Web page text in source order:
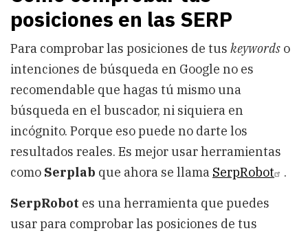
posiciones en las SERP
Para comprobar las posiciones de tus keywords o
intenciones de búsqueda en Google no es
recomendable que hagas tú mismo una
búsqueda en el buscador, ni siquiera en
incógnito. Porque eso puede no darte los
resultados reales. Es mejor usar herramientas
como Serplab que ahora se llama SerpRobot
.
SerpRobot es una herramienta que puedes
usar para comprobar las posiciones de tus